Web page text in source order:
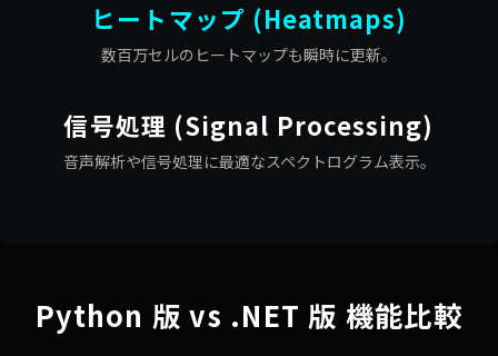
ヒートマップ (Heatmaps)
数百万セルのヒートマップも瞬時に更新。
信号処理 (Signal Processing)
音声解析や信号処理に最適なスペクトログラム表示。
Python 版 vs .NET 版 機能比較